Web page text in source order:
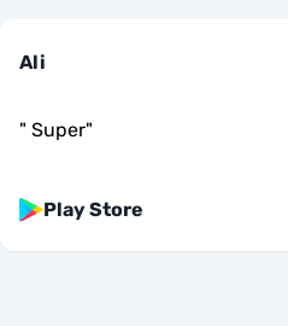
Ali
" Super"
Play Store